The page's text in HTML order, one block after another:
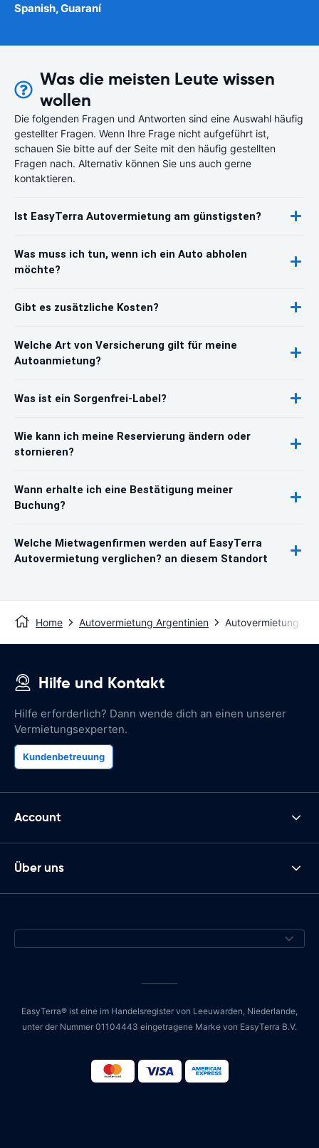
Spanish, Guaraní
Was die meisten Leute wissen
wollen
Die folgenden Fragen und Antworten sind eine Auswahl häufig
gestellter Fragen. Wenn Ihre Frage nicht aufgeführt ist,
schauen Sie bitte auf der Seite mit den häufig gestellten
Fragen nach. Alternativ können Sie uns auch gerne
kontaktieren.
Ist EasyTerra Autovermietung am günstigsten?
Was muss ich tun, wenn ich ein Auto abholen
möchte?
Gibt es zusätzliche Kosten?
Welche Art von Versicherung gilt für meine
Autoanmietung?
Was ist ein Sorgenfrei-Label?
Wie kann ich meine Reservierung ändern oder
stornieren?
Wann erhalte ich eine Bestätigung meiner
Buchung?
Welche Mietwagenfirmen werden auf EasyTerra
Autovermietung verglichen? an diesem Standort
Home Autovermietung Argentinien Autovermietung
Hilfe und Kontakt
Hilfe erforderlich? Dann wende dich an einen unserer
Vermietungsexperten.
Kundenbetreuung
Account
Über uns
EasyTerra® ist eine im Handelsregister von Leeuwarden, Niederlande,
unter der Nummer 01104443 eingetragene Marke von EasyTerra B.V.